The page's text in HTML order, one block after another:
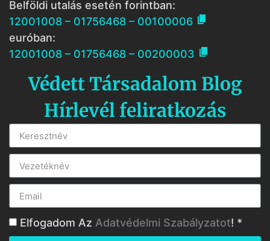
Belföldi utalás esetén forintban:
12001008 – 01756468 – 00100006 
euróban:
12001008 – 01756468 – 00200003 
Védett Társadalom Blog
Hírlevél feliratkozás
Elfogadom Az Adatvédelmi Szabályzatot! *